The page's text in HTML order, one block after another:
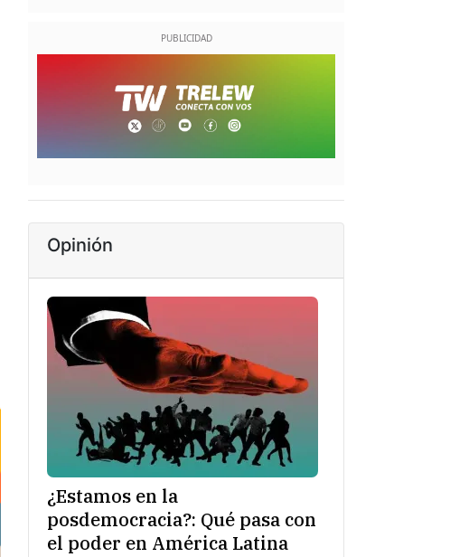
Opinión
¿Estamos en la
posdemocracia?: Qué pasa con
el poder en América Latina